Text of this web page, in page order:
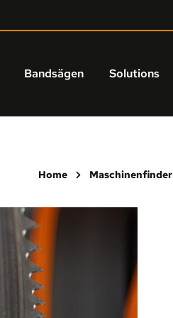
Bandsägen Solutions
Home Maschinenfinder